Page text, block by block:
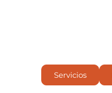
Servicios